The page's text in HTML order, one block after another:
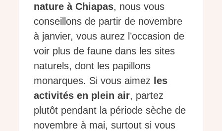
nature à Chiapas, nous vous
conseillons de partir de novembre
à janvier, vous aurez l’occasion de
voir plus de faune dans les sites
naturels, dont les papillons
monarques. Si vous aimez les
activités en plein air, partez
plutôt pendant la période sèche de
novembre à mai, surtout si vous